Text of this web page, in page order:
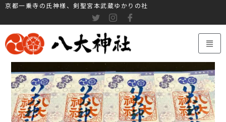
京都一乗寺の氏神様、剣聖宮本武蔵ゆかりの社